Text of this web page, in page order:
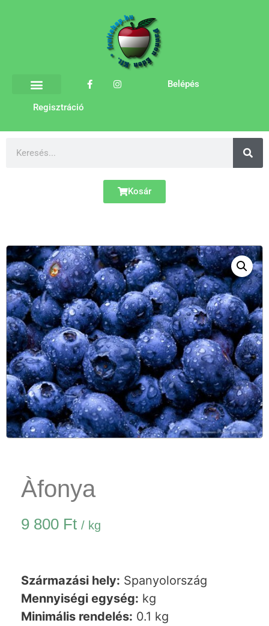
Belépés
Regisztráció
Kosár
Àfonya
9 800 Ft / kg
Származási hely: Spanyolország
Mennyiségi egység: kg
Minimális rendelés: 0.1 kg